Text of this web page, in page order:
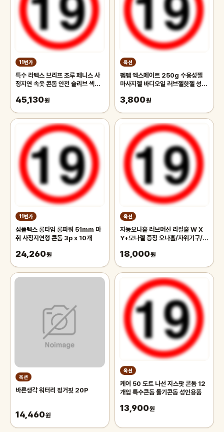
11번가
특수 라텍스 브리프 조루 페니스 사
정지연 속옷 콘돔 안전 슬리브 섹시
용 원피스
45,130원
옥션
펨펨 엑스메이트 250g 수용성젤
마사지젤 바디오일 러브젤핫젤 성인
크림
3,800원
11번가
심플렉스 롱타임 롱파워 51mm 마
취 사정지연형 콘돔 3p x 10개
24,260원
옥션
자동오나홀 러브머신 리필홀 W X
Y+모나젤 증정 오나홀/자위기구/성
18,000원
옥션
바른생각 워터리 핑거핏 20P
14,460원
옥션
케어 50 도트 나선 지스팟 콘돔 12
개입 특수콘돔 돌기콘돔 성인용품
13,900원